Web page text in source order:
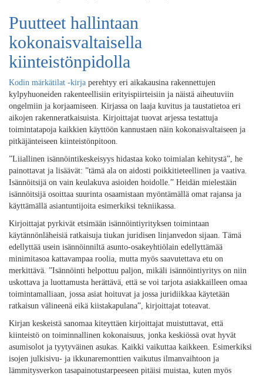
Puutteet hallintaan
kokonaisvaltaisella
kiinteistönpidolla
Kodin märkätilat -kirja perehtyy eri aikakausina rakennettujen
kylpyhuoneiden rakenteellisiin erityispiirteisiin ja näistä aiheutuviin
ongelmiin ja korjaamiseen. Kirjassa on laaja kuvitus ja taustatietoa eri
aikojen rakenneratkaisuista. Kirjoittajat tuovat arjessa testattuja
toimintatapoja kaikkien käyttöön kannustaen näin kokonaisvaltaiseen ja
pitkäjänteiseen kiinteistönpitoon.
”Liiallinen isännöintikeskeisyys hidastaa koko toimialan kehitystä”, he
painottavat ja lisäävät: ”tämä ala on aidosti poikkitieteellinen ja vaativa.
Isännöitsijä on vain keulakuva asioiden hoidolle.” Heidän mielestään
isännöitsijä osoittaa suurinta osaamistaan myöntämällä omat rajansa ja
käyttämällä asiantuntijoita esimerkiksi tekniikassa.
Kirjoittajat pyrkivät etsimään isännöintiyrityksen toimintaan
käytännönläheisiä ratkaisuja tiukan juridisen linjanvedon sijaan. Tämä
edellyttää usein isännöinniltä asunto-osakeyhtiölain edellyttämää
minimitasoa kattavampaa roolia, mutta myös saavutettava etu on
merkittävä. ”Isännöinti helpottuu paljon, mikäli isännöintiyritys on niin
uskottava ja luottamusta herättävä, että se voi tarjota asiakkailleen omaa
toimintamalliaan, jossa asiat hoituvat ja jossa juridiikkaa käytetään
ratkaisun välineenä eikä kiistakapulana”, kirjoittajat toteavat.
Kirjan keskeistä sanomaa kiteyttäen kirjoittajat muistuttavat, että
kiinteistö on toiminnallinen kokonaisuus, jonka keskiössä ovat hyvät
asumisolot ja tyytyväinen asukas. Kaikki vaikuttaa kaikkeen. Esimerkiksi
isojen julkisivu- ja ikkunaremonttien vaikutus ilmanvaihtoon ja
lämmitysverkon tasapainotustarpeeseen pitäisi muistaa, kuten myös